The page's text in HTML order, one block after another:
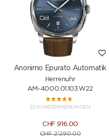
Anonimo Epurato Automatik
Herrenuhr
AM-4000.01.103.W22
22 KUNDENMEINUNGEN
CHF916.00
CHF2'290.00